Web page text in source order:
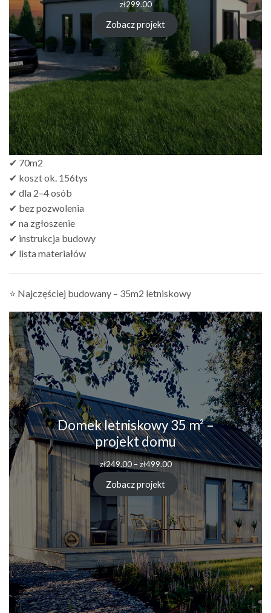
zł299.00
Zobacz projekt
✔ 70m2
✔ koszt ok. 156tys
✔ dla 2–4 osób
✔ bez pozwolenia
✔ na zgłoszenie
✔ instrukcja budowy
✔ lista materiałów
⭐ Najczęściej budowany – 35m2 letniskowy
Domek letniskowy 35 m² –
projekt domu
zł249.00 – zł499.00
Zobacz projekt